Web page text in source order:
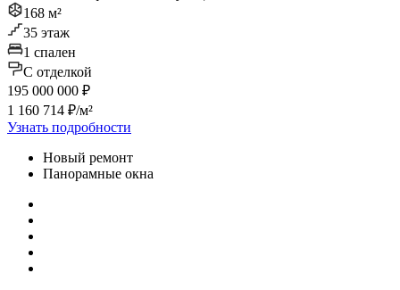
168 м²
35 этаж
1 спален
C отделкой
195 000 000 ₽
1 160 714 ₽/м²
Узнать подробности
Новый ремонт
Панорамные окна